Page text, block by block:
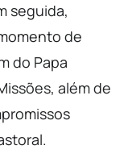
seguida,
de
do Papa
além de